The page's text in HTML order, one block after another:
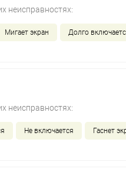
неисправностях:
Мигает экран Долго
неисправностях:
Не включается Гаснет